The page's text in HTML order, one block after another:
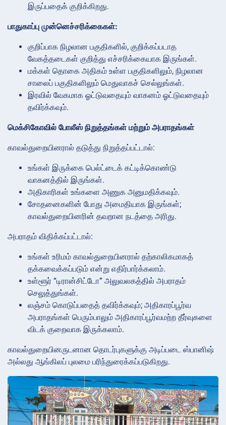
இருப்பதைக் குறிக்கிறது.
பாதுகாப்பு முன்னெச்சரிக்கைகள்:
குறிப்பாக நிழலான பகுதிகளில், குறிக்கப்படாத
வேகத்தடைகள் குறித்து எச்சரிக்கையாக இருங்கள்.
மக்கள் தொகை அதிகம் உள்ள பகுதிகளிலும், நிழலான
சாலைப் பகுதிகளிலும் மெதுவாகச் செல்லுங்கள்.
இரவில் வேகமாக ஓட்டுவதையும் வாகனம் ஓட்டுவதையும்
தவிர்க்கவும்.
மெக்சிகோவில் போலீஸ் நிறுத்தங்கள் மற்றும் அபராதங்கள்
காவல்துறையினரால் தடுத்து நிறுத்தப்பட்டால்:
உங்கள் இருக்கை பெல்ட்டைக் கட்டிக்கொண்டு
வாகனத்தில் இருங்கள்.
அதிகாரிகள் உங்களை அணுக அனுமதிக்கவும்.
சோதனைகளின் போது அமைதியாக இருங்கள்;
காவல்துறையினரின் தவறான நடத்தை அரிது.
அபராதம் விதிக்கப்பட்டால்:
உங்கள் உரிமம் காவல்துறையினரால் தற்காலிகமாகத்
தக்கவைக்கப்படும் என்று எதிர்பார்க்கலாம்.
உள்ளூர் “டிரான்சிட்டோ” அலுவலகத்தில் அபராதம்
செலுத்துங்கள்.
லஞ்சம் கொடுப்பதைத் தவிர்க்கவும்; அதிகாரப்பூர்வ
அபராதங்கள் பெரும்பாலும் அதிகாரப்பூர்வமற்ற தீர்வுகளை
விடக் குறைவாக இருக்கலாம்.
காவல்துறையினருடனான தொடர்புகளுக்கு அடிப்படை ஸ்பானிஷ்
அல்லது ஆங்கிலப் புலமை பரிந்துரைக்கப்படுகிறது.